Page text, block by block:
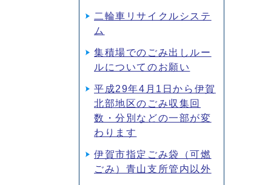
二輪車リサイクルシステ
ム
集積場でのごみ出しルー
ルについてのお願い
平成29年4月1日から伊賀
北部地区のごみ収集回
数・分別などの一部が変
わります
伊賀市指定ごみ袋（可燃
ごみ）青山支所管内以外